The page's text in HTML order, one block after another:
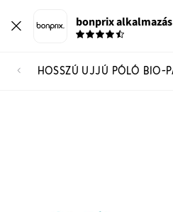
bonprix alkalmazás